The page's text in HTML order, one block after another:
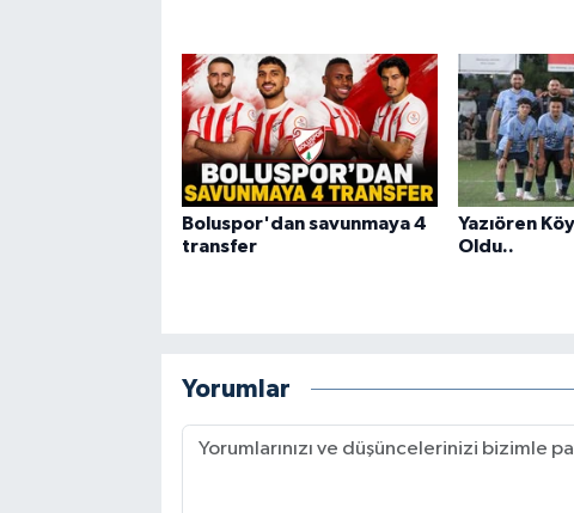
Boluspor'dan savunmaya 4
transfer
Yazıören
Oldu..
Yorumlar